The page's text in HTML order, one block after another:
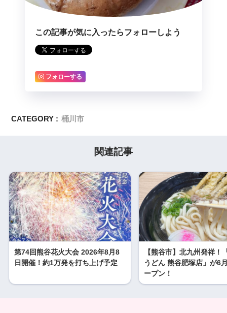
この記事が気に入ったらフォローしよう
フォローする
CATEGORY : 桶川市
関連記事
第74回熊谷花火大会 2026年8月8
日開催！約1万発を打ち上げ予定
【熊谷市】北九州発祥！
うどん 熊谷肥塚店」が6
ープン！